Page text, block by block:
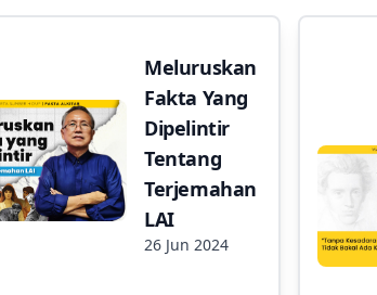
Meluruskan
Fakta Yang
Dipelintir
Tentang
Terjemahan
LAI
26 Jun 2024